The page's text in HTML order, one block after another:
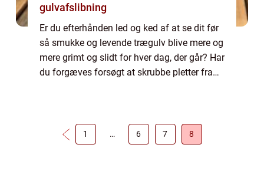
gulvafslibning
Er du efterhånden led og ked af at se dit før
så smukke og levende trægulv blive mere og
mere grimt og slidt for hver dag, der går? Har
du forgæves forsøgt at skrubbe pletter fra
1 … 6 7 8